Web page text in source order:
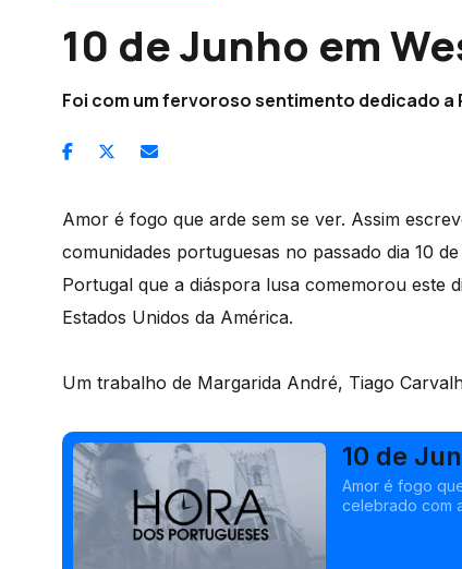
10 de Junho em
Foi com um fervoroso sentimento dedicado
Amor é fogo que arde sem se ver. Assim
comunidades portuguesas no passado dia 10
Portugal que a diáspora lusa comemorou este
Estados Unidos da América.
Um trabalho de Margarida André, Tiago
10 de
Amor é fogo
celebrado com
comemorou